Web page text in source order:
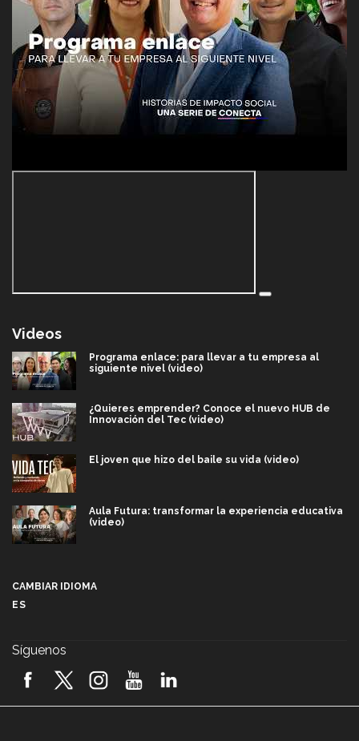
Videos
Programa enlace: para llevar a tu empresa al
siguiente nivel (video)
¿Quieres emprender? Conoce el nuevo HUB de
Innovación del Tec (video)
El joven que hizo del baile su vida (video)
Aula Futura: transformar la experiencia educativa
(video)
2026! (video)
CAMBIAR IDIOMA
ES
Síguenos